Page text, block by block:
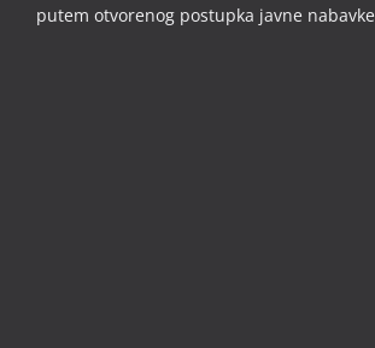
putem otvorenog postupka javne nabavke